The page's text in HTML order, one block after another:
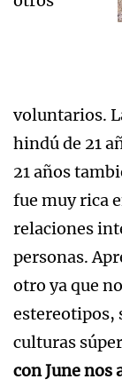
voluntarios.
hindú de 21
21 años
fue muy rica
relaciones
personas.
otro ya que
estereotipos,
culturas
con June nos